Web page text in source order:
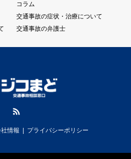
コラム
交通事故の症状・治療について
交通事故の弁護士
情報 プライバシーポリシー